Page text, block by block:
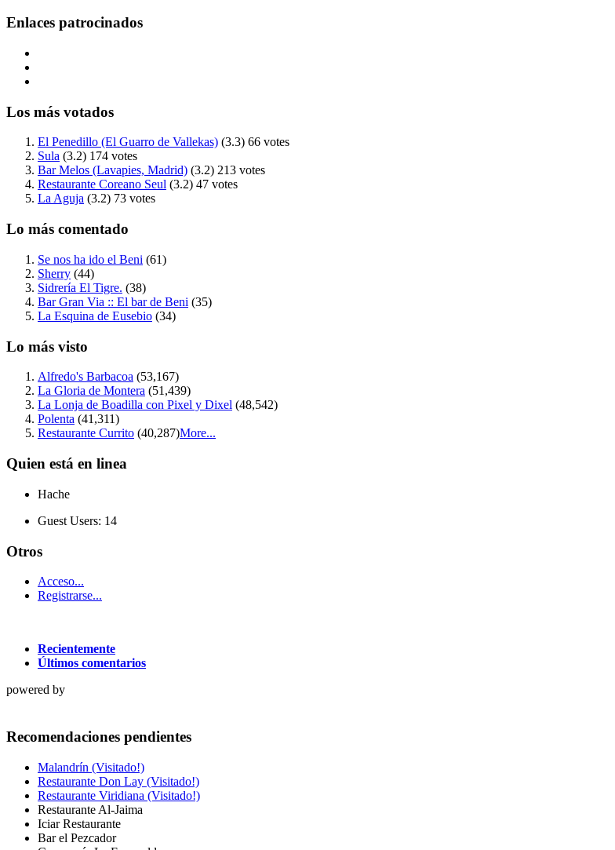
Enlaces patrocinados
Los más votados
El Penedillo (El Guarro de Vallekas) (3.3) 66 votes
Sula (3.2) 174 votes
Bar Melos (Lavapies, Madrid) (3.2) 213 votes
Restaurante Coreano Seul (3.2) 47 votes
La Aguja (3.2) 73 votes
Lo más comentado
Se nos ha ido el Beni (61)
Sherry (44)
Sidrería El Tigre. (38)
Bar Gran Via :: El bar de Beni (35)
La Esquina de Eusebio (34)
Lo más visto
Alfredo's Barbacoa (53,167)
La Gloria de Montera (51,439)
La Lonja de Boadilla con Pixel y Dixel (48,542)
Polenta (41,311)
Restaurante Currito (40,287)More...
Quien está en linea
Hache
Guest Users: 14
Otros
Acceso...
Registrarse...
Recientemente
Últimos comentarios
powered by
Recomendaciones pendientes
Malandrín (Visitado!)
Restaurante Don Lay (Visitado!)
Restaurante Viridiana (Visitado!)
Restaurante Al-Jaima
Iciar Restaurante
Bar el Pezcador